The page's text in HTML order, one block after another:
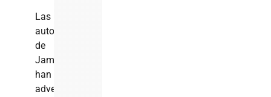
Las
autoridades
de
Jamaica
han
advertido